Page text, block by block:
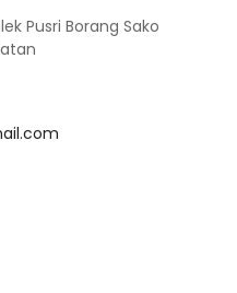
Pusri Borang Sako